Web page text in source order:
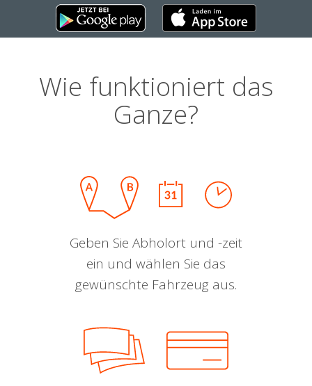
Wie funktioniert das
Ganze?
Geben Sie Abholort und -zeit
ein und wählen Sie das
gewünschte Fahrzeug aus.